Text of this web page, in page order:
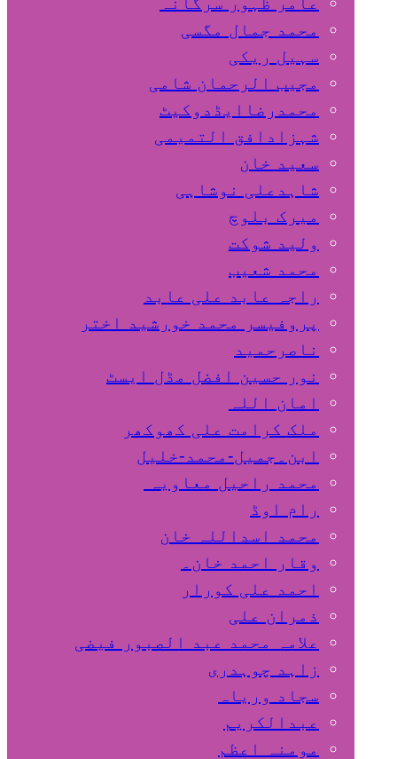
محمد جمال مگسی
سہیل ريكی
مجیب الرحمان شامی
محمدرضاایڈدوکیٹ
شہزادافق التمیمی
سعید خان
شاہدعلی نوشاہی
میرک بلوچ
ولید شوکت
محمد شعیب
راجہ عابد علی عابد
پروفیسر محمد خورشید اختر
ناصرحمید
نور حسین افضل مڈل ایسٹ
امان اللہ
ملک کرامت علی کھوکھر
ابن۔جمیل-محمد-خلیل
محمد راحیل معاویہ
رام اوڈ
محمد اسداللہ خان
وقار احمد خان۔
احمد علی کورار
ذمران علی
علامہ محمد عبد الصبور فیضی
زاہد چوہدری
سجاد وریاہ
عبدالکریم
مومنہ اعظم